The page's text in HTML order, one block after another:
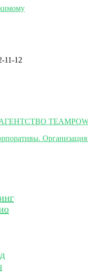
11-12
Организация